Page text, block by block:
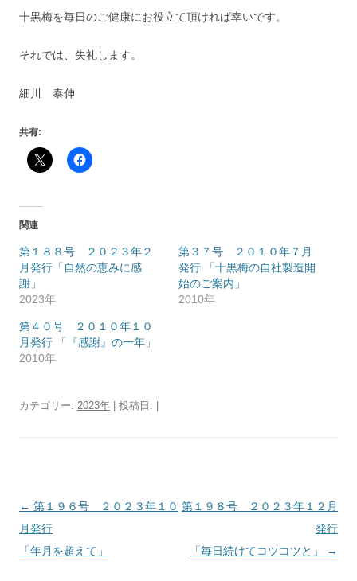
十黒梅を毎日のご健康にお役立て頂ければ幸いです。
それでは、失礼します。
細川 泰伸
共有:
関連
第１８８号 ２０２３年２
月発行「自然の恵みに感
謝」
2023年
第３７号 ２０１０年７月
発行 「十黒梅の自社製造開
始のご案内」
2010年
第４０号 ２０１０年１０
月発行 「『感謝』の一年」
2010年
カテゴリー: 2023年 | 投稿日:
投
稿
ナ
← 第１９６号 ２０２３年１０
月発行
「年月を超えて」
第１９８号 ２０２３年１２月
発行
「毎日続けてコツコツと」
→